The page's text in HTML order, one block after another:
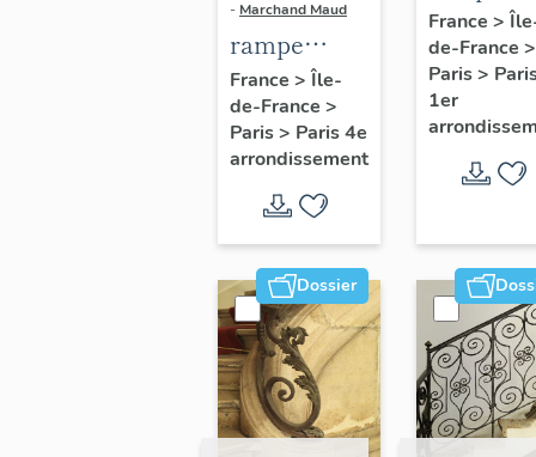
- Marchand Maud
rampe
d'appui,
escalier de
la maison à
cochère
dite hôtel
Charpentier
(non étudié)
France > Île-
de-France >
Paris> Paris 4e
arrondissement
d'appui,
escalier
la
porte
cochère
(non
France >
de-France >
Paris>
1er
Dossier